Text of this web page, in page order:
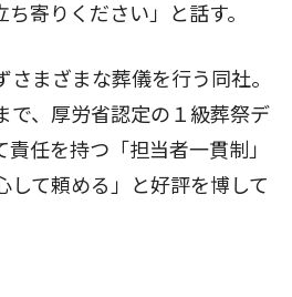
寄りください」と話す。
まざまな葬儀を行う同社。
で、厚労省認定の１級葬祭デ
任を持つ「担当者一貫制」
して頼める」と好評を博して